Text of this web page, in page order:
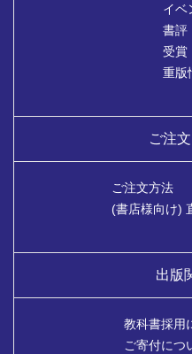
イベ
書評
受賞
重版
ご注
ご注文方法
(書店様向け)
出版
教科書採用
ご寄付につ